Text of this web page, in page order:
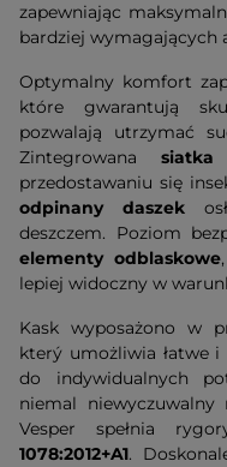
zapewniając
bardziej wymagających
Optymalny komfort
które gwarantują
pozwalają utrzymać
Zintegrowana
przedostawaniu się
odpinany daszek
deszczem. Poziom
elementy odblaskowe
lepiej widoczny w
Kask wyposażono w
který umożliwia łatwe
do indywidualnych
niemal niewyczuwalny
Vesper spełnia
1078:2012+A1.